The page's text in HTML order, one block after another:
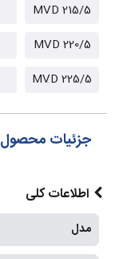
MVD 215/5
MVD 220/5
MVD 225/5
جزئیات محصول
اطلاعات کلی
مدل